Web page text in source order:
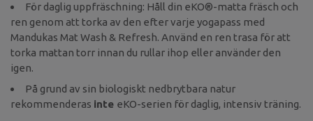
För daglig uppfräschning: Håll din eKO®-matta fräsch och
ren genom att torka av den efter varje yogapass med
Mandukas Mat Wash & Refresh. Använd en ren trasa för att
torka mattan torr innan du rullar ihop eller använder den
igen.
På grund av sin biologiskt nedbrytbara natur
rekommenderas inte eKO-serien för daglig, intensiv träning.